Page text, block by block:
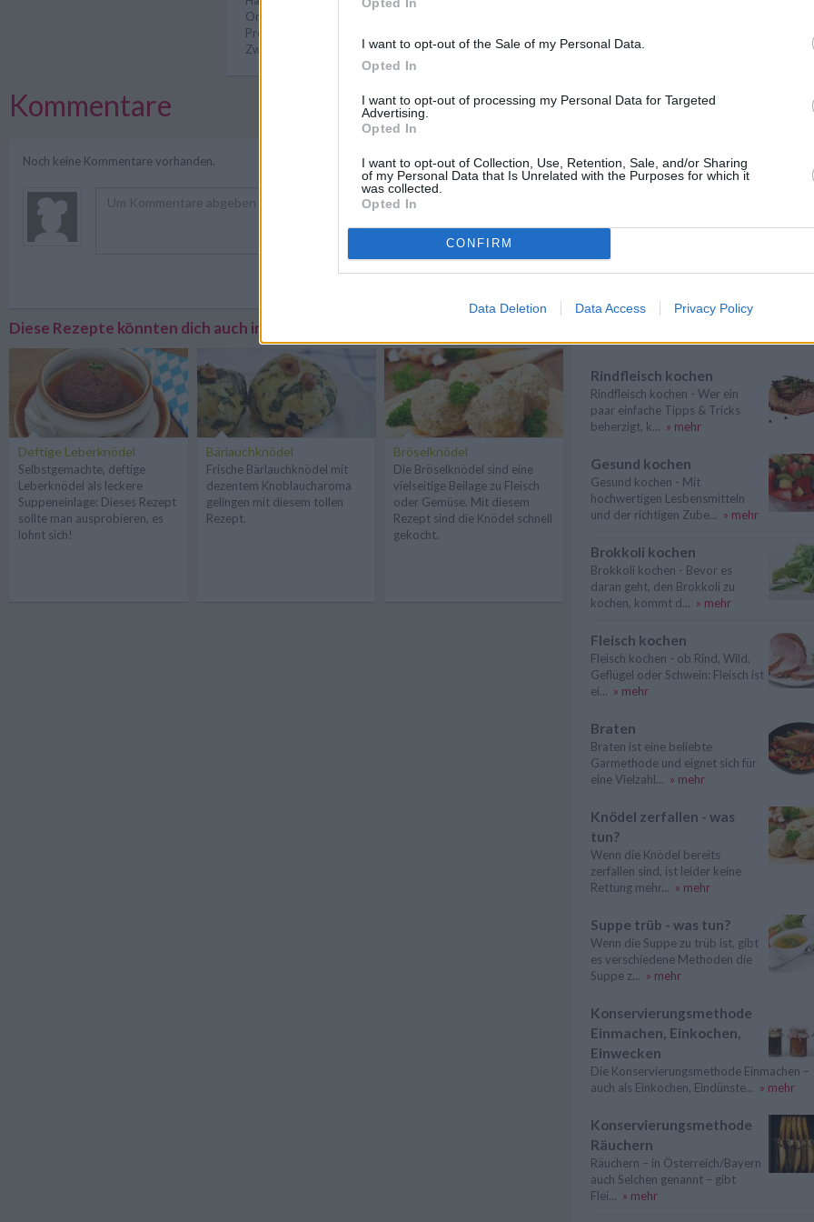
I want to opt-out of the Sale of my Personal Data.
Opted In
I want to opt-out of processing my Personal Data for Targeted
Advertising.
Opted In
I want to opt-out of Collection, Use, Retention, Sale, and/or Sharing
of my Personal Data that Is Unrelated with the Purposes for which it
was collected.
Opted In
CONFIRM
Data Deletion Data Access Privacy Policy
Omas Rezepte
Preiswerte Rezepte
Zwiebel Rezepte
Butter Rezepte
Kommentare
Noch keine Kommentare vorhanden.
Registrieren Anmelden
Diese Rezepte könnten dich auch interessieren
Deftige Leberknödel
Selbstgemachte, deftige
Leberknödel als leckere
Suppeneinlage: Dieses Rezept
sollte man ausprobieren, es
lohnt sich!
Bärlauchknödel
Frische Bärlauchknödel mit
dezentem Knoblaucharoma
gelingen mit diesem tollen
Rezept.
Bröselknödel
Die Bröselknödel sind eine
vielseitige Beilage zu Fleisch
oder Gemüse. Mit diesem
Rezept sind die Knödel schnell
gekocht.
Wer Eier kochen will, sollte in
Suppen kochen
klare ...
» mehr
lecker und gesund. Die
Billig kochen heißt nicht, dass es
Rindfleisch kochen
Rindfleisch kochen - Wer ein
paar einfache Tipps & Tricks
beherzigt, k... » mehr
Gesund kochen
Gesund kochen - Mit
hochwertigen Lesbensmitteln
und der richtigen Zube... » mehr
Brokkoli kochen
Brokkoli kochen - Bevor es
daran geht, den Brokkoli zu
kochen, kommt d... » mehr
Fleisch kochen
Fleisch kochen - ob Rind, Wild,
Geflügel oder Schwein: Fleisch ist
ei... » mehr
Braten
Braten ist eine beliebte
Garmethode und eignet sich für
eine Vielzahl... » mehr
Knödel zerfallen - was
tun?
Wenn die Knödel bereits
zerfallen sind, ist leider keine
Rettung mehr... » mehr
Suppe trüb - was tun?
Wenn die Suppe zu trüb ist, gibt
es verschiedene Methoden die
Suppe z... » mehr
Konservierungsmethode
Einmachen, Einkochen,
Einwecken
Die Konservierungsmethode Einmachen –
auch als Einkochen, Eindünste... » mehr
Konservierungsmethode
Räuchern
Räuchern – in Österreich/Bayern
auch Selchen genannt – gibt
Flei... » mehr